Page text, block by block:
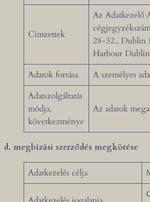
Címzettek
Az Adatkezelő
28-32., Dublin
Harbour
Adatok forrása
A személyes
Adatszolgáltatás
módja,
következménye
Az adatok
d. megbízási szerződés megkötése
Adatkezelés célja